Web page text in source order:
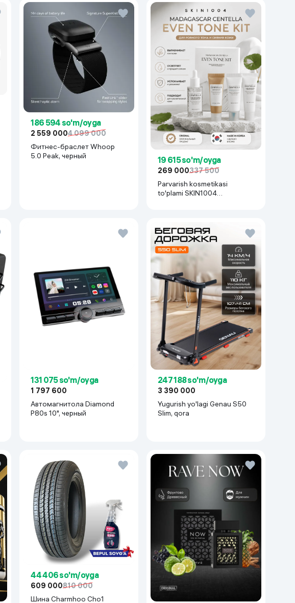
186 594 so'm/oyga
2 559 0004 099 000
Фитнес-браслет Whoop
5.0 Peak, черный
19 615 so'm/oyga
269 000337 500
Parvarish kosmetikasi
to'plami SKIN1004
131 075 so'm/oyga
1 797 600
Автомагнитола Diamond
P80s 10", черный
247 188 so'm/oyga
3 390 000
Yugurish yo'lagi Genau S50
Slim, qora
44 406 so'm/oyga
609 000810 000
Шина Charmhoo Cho1